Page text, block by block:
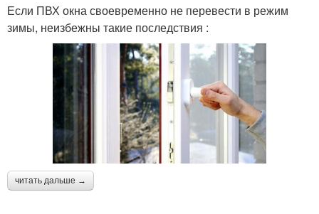
Если ПВХ окна своевременно не перевести в режим
зимы, неизбежны такие последствия :
читать дальше →